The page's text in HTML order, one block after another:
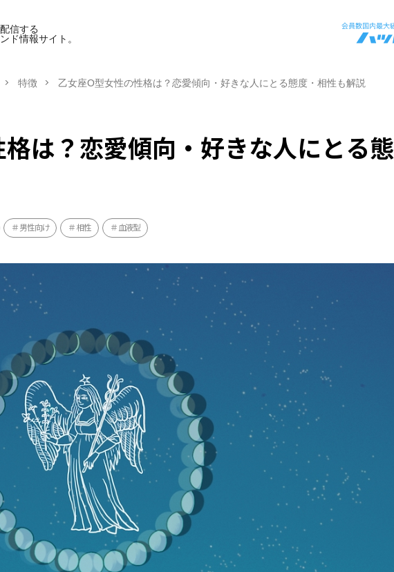
信する
ド情報サイト。
特徴 乙女座O型女性の性格は？恋愛傾向・好きな人にとる態度・相性も解説
は？恋愛傾向・好きな人にとる態
男性向け 相性 血液型